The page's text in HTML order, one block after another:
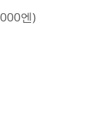
엔)